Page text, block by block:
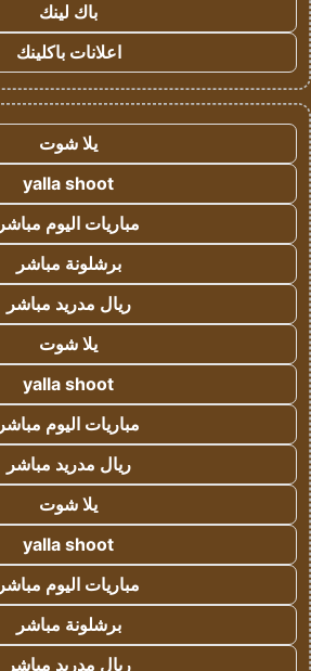
باك لينك
اعلانات باكلينك
يلا شوت
yalla shoot
مباريات اليوم مباشر
برشلونة مباشر
ريال مدريد مباشر
يلا شوت
yalla shoot
مباريات اليوم مباشر
ريال مدريد مباشر
يلا شوت
yalla shoot
مباريات اليوم مباشر
برشلونة مباشر
ريال مدريد مباشر